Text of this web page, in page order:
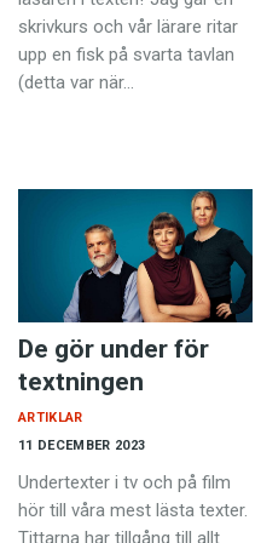
skrivkurs och vår lärare ritar
upp en fisk på svarta tavlan
(detta var när…
De gör under för
textningen
11 DECEMBER 2023
ARTIKLAR
Undertexter i tv och på film
hör till våra mest lästa texter.
Tittarna har tillgång till allt